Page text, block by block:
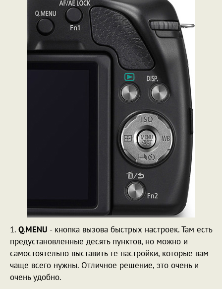
1. Q.MENU - кнопка вызова быстрых настроек. Там есть
предустановленные десять пунктов, но можно и
самостоятельно выставить те настройки, которые вам
чаще всего нужны. Отличное решение, это очень и
очень удобно.